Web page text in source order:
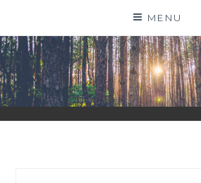
content
MENU
FOTOGRAFICZNE ZAPISKI DNIA